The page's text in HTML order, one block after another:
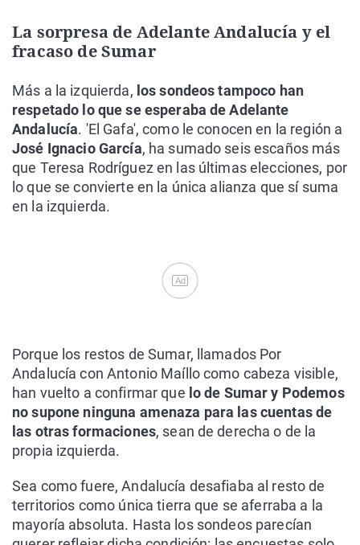
La sorpresa de Adelante Andalucía y el
fracaso de Sumar
Más a la izquierda, los sondeos tampoco han
respetado lo que se esperaba de Adelante
Andalucía. 'El Gafa', como le conocen en la región a
José Ignacio García, ha sumado seis escaños más
que Teresa Rodríguez en las últimas elecciones, por
lo que se convierte en la única alianza que sí suma
en la izquierda.
Ad
Porque los restos de Sumar, llamados Por
Andalucía con Antonio Maíllo como cabeza visible,
han vuelto a confirmar que lo de Sumar y Podemos
no supone ninguna amenaza para las cuentas de
las otras formaciones, sean de derecha o de la
propia izquierda.
Sea como fuere, Andalucía desafiaba al resto de
territorios como única tierra que se aferraba a la
mayoría absoluta. Hasta los sondeos parecían